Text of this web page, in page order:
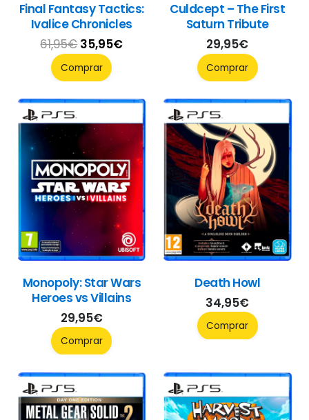
Final Fantasy Tactics:
Ivalice Chronicles
61,95€El
precio
original
era:
61,95€.
35,95€El
es:
35,95€.
Comprar
Culdcept – The First
Saturn Tribute
29,95€
Comprar
Monopoly: Star Wars
Heroes vs Villains
29,95€
Comprar
Death Howl
34,95€
Comprar